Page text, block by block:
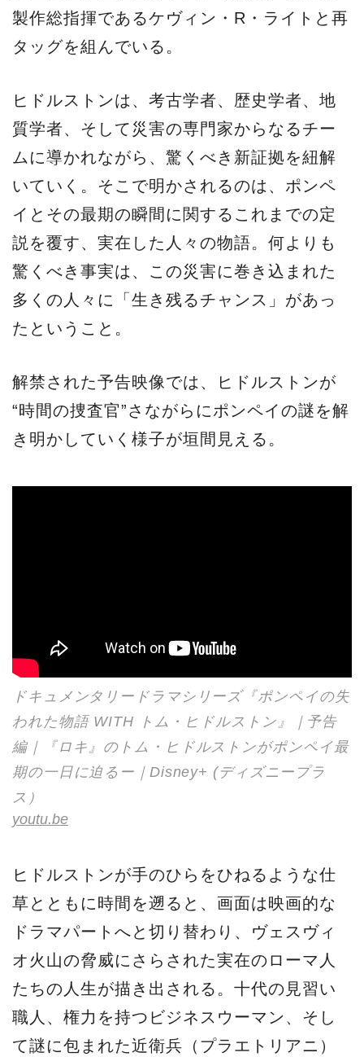
製作総指揮であるケヴィン・R・ライトと再
タッグを組んでいる。
ヒドルストンは、考古学者、歴史学者、地
質学者、そして災害の専門家からなるチー
ムに導かれながら、驚くべき新証拠を紐解
いていく。そこで明かされるのは、ポンペ
イとその最期の瞬間に関するこれまでの定
説を覆す、実在した人々の物語。何よりも
驚くべき事実は、この災害に巻き込まれた
多くの人々に「生き残るチャンス」があっ
たということ。
解禁された予告映像では、ヒドルストンが
“時間の捜査官”さながらにポンペイの謎を解
き明かしていく様子が垣間見える。
ドキュメンタリードラマシリーズ『ポンペイの失
われた物語 WITH トム・ヒドルストン』｜予告
編｜『ロキ』のトム・ヒドルストンがポンペイ最
期の一日に迫るー｜Disney+ (ディズニープラ
ス）
youtu.be
ヒドルストンが手のひらをひねるような仕
草とともに時間を遡ると、画面は映画的な
ドラマパートへと切り替わり、ヴェスヴィ
オ火山の脅威にさらされた実在のローマ人
たちの人生が描き出される。十代の見習い
職人、権力を持つビジネスウーマン、そし
て謎に包まれた近衛兵（プラエトリアニ）